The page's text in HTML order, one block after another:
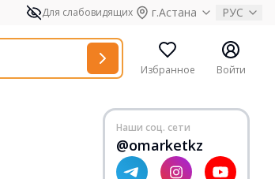
Для слабовидящих г.Астана РУС
Избранное Войти
Наши соц. сети
@omarketkz